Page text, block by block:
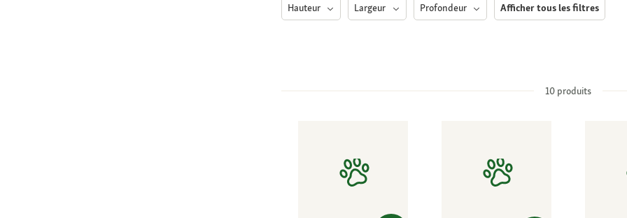
Hauteur Largeur Profondeur Afficher tous les filtres
10 produits